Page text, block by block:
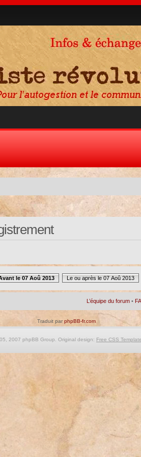
le 07 Aoû 2013 Le ou après le 07 Aoû 2013
L’équipe du forum •
Traduit parphpBB-fr.com
2007 phpBB Group. Original design: Free CSS